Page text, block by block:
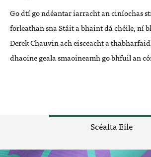
Go dtí go ndéantar iarracht an ciníochas
forleathan sna Stáit a bhaint dá chéile, ní
Derek Chauvin ach eisceacht a
dhaoine geala smaoineamh go bhfuil an
Scéalta Eile